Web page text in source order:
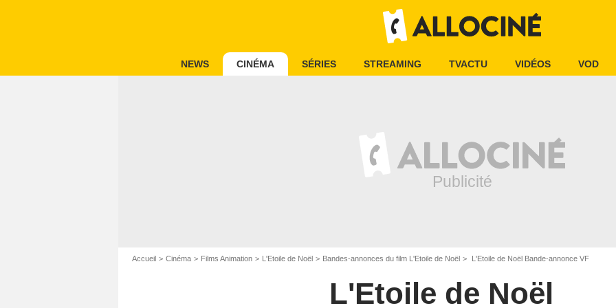
NEWS CINÉMA SÉRIES STREAMING TVACTU VIDÉOS VOD
Accueil Cinéma Films Animation L'Etoile de Noël Bandes-annonces du film L'Etoile de Noël L'Etoile de Noël Bande-annonce VF
L'Etoile de Noël